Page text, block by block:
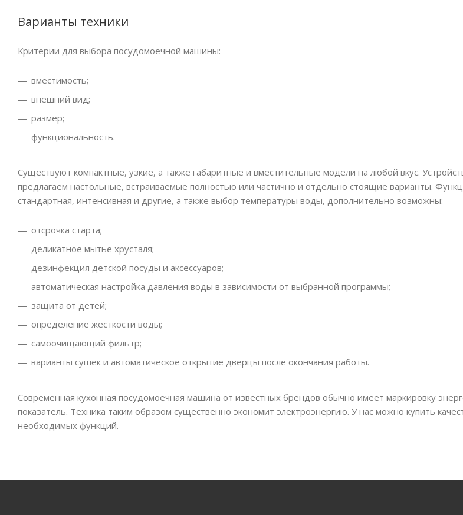
Варианты техники
Критерии для выбора посудомоечной машины:
вместимость;
внешний вид;
размер;
функциональность.
Существуют компактные, узкие, а также габаритные и вместительные модели на любой вкус.
предлагаем настольные, встраиваемые полностью или частично и отдельно стоящие варианты.
стандартная, интенсивная и другие, а также выбор температуры воды, дополнительно возможны:
отсрочка старта;
деликатное мытье хрусталя;
дезинфекция детской посуды и аксессуаров;
автоматическая настройка давления воды в зависимости от выбранной программы;
защита от детей;
определение жесткости воды;
самоочищающий фильтр;
варианты сушек и автоматическое открытие дверцы после окончания работы.
Современная кухонная посудомоечная машина от известных брендов обычно имеет маркировку
показатель. Техника таким образом существенно экономит электроэнергию. У нас можно купить
необходимых функций.